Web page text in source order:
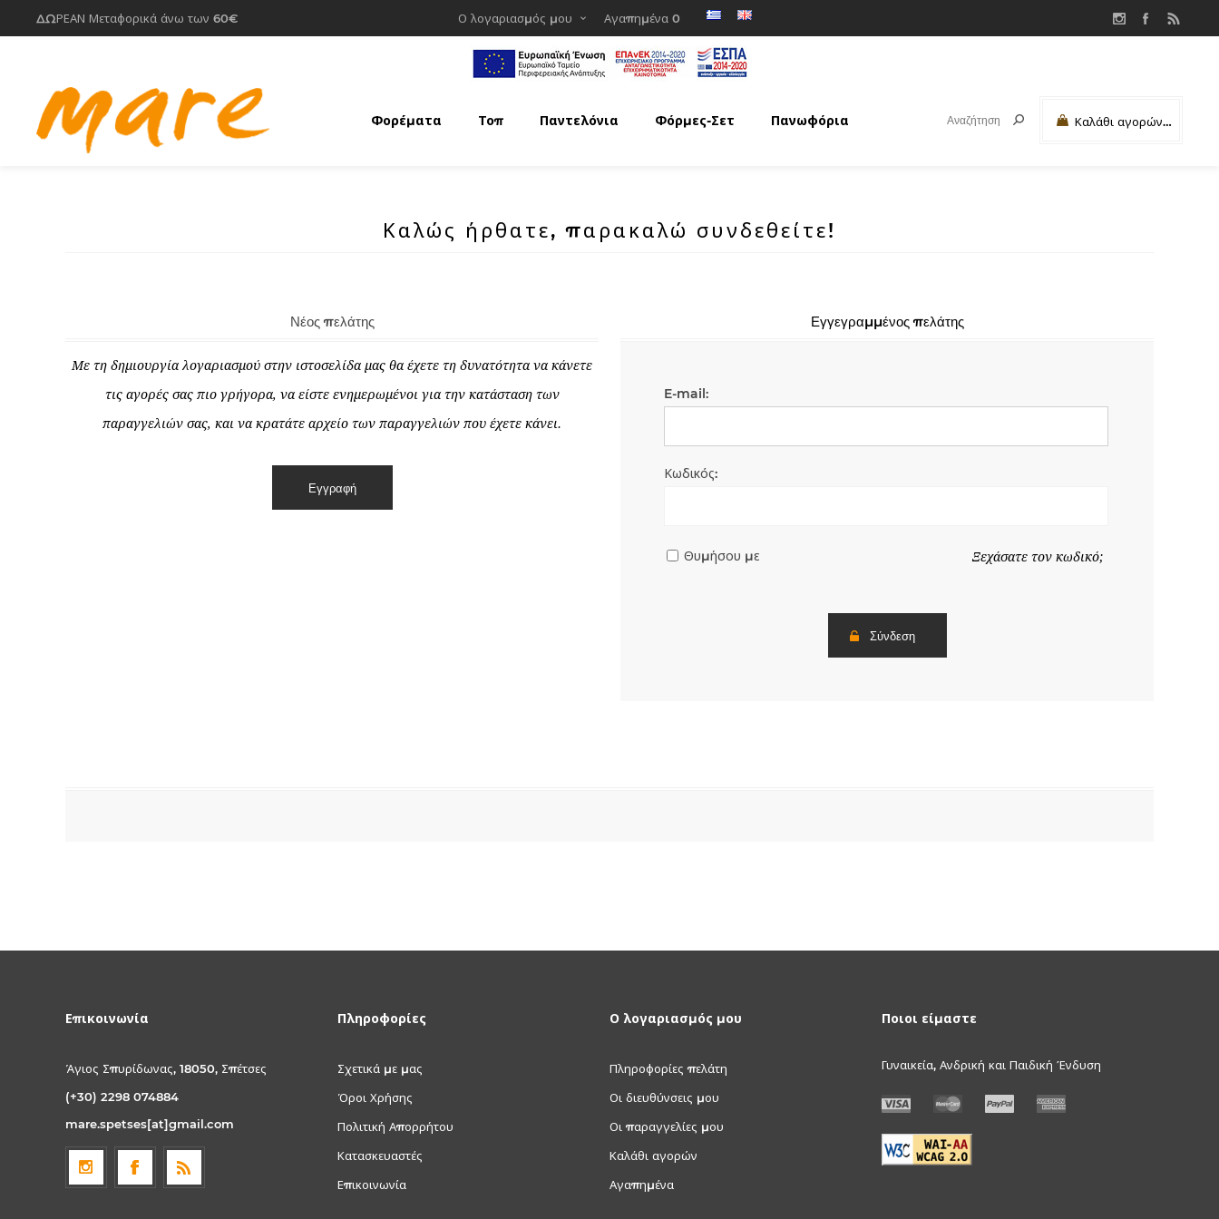
ΔΩΡΕΑΝ Μεταφορικά άνω των 60€ Ο λογαριασμός μου Αγαπημένα 0
Καλάθι αγορών 0
Φορέματα Τοπ Παντελόνια Φόρμες-Σετ Πανωφόρια
Καλώς ήρθατε, παρακαλώ συνδεθείτε!
Νέος πελάτης
Με τη δημιουργία λογαριασμού στην ιστοσελίδα μας θα έχετε τη δυνατότητα να κάνετε
τις αγορές σας πιο γρήγορα, να είστε ενημερωμένοι για την κατάσταση των
παραγγελιών σας, και να κρατάτε αρχείο των παραγγελιών που έχετε κάνει.
Εγγεγραμμένος πελάτης
E-mail:
Κωδικός:
Θυμήσου με Ξεχάσατε τον κωδικό;
Επικοινωνία
Άγιος Σπυρίδωνας, 18050, Σπέτσες
(+30) 2298 074884
mare.spetses[at]gmail.com
Πληροφορίες
Σχετικά με μας
Όροι Χρήσης
Πολιτική Απορρήτου
Κατασκευαστές
Επικοινωνία
Ο λογαριασμός μου
Πληροφορίες πελάτη
Οι διευθύνσεις μου
Οι παραγγελίες μου
Καλάθι αγορών
Αγαπημένα
Ποιοι είμαστε
Γυναικεία, Ανδρική και Παιδική Ένδυση